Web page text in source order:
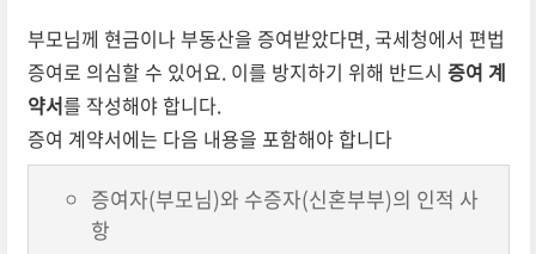
부모님께 현금이나 부동산을 증여받았다면, 국세청에서 편법
증여로 의심할 수 있어요. 이를 방지하기 위해 반드시 증여 계
약서를 작성해야 합니다.
증여 계약서에는 다음 내용을 포함해야 합니다
증여자(부모님)와 수증자(신혼부부)의 인적 사
항